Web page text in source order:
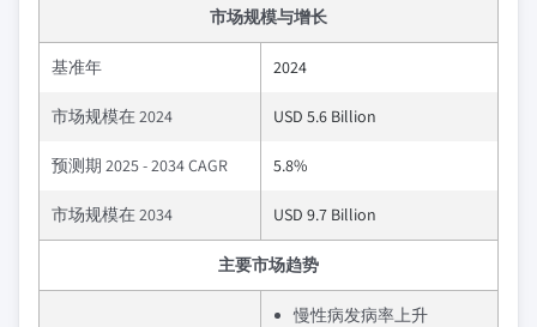
市场规模与增长
基准年 2024
市场规模在 2024 USD 5.6 Billion
预测期 2025 - 2034 CAGR 5.8%
市场规模在 2034 USD 9.7 Billion
主要市场趋势
慢性病发病率上升